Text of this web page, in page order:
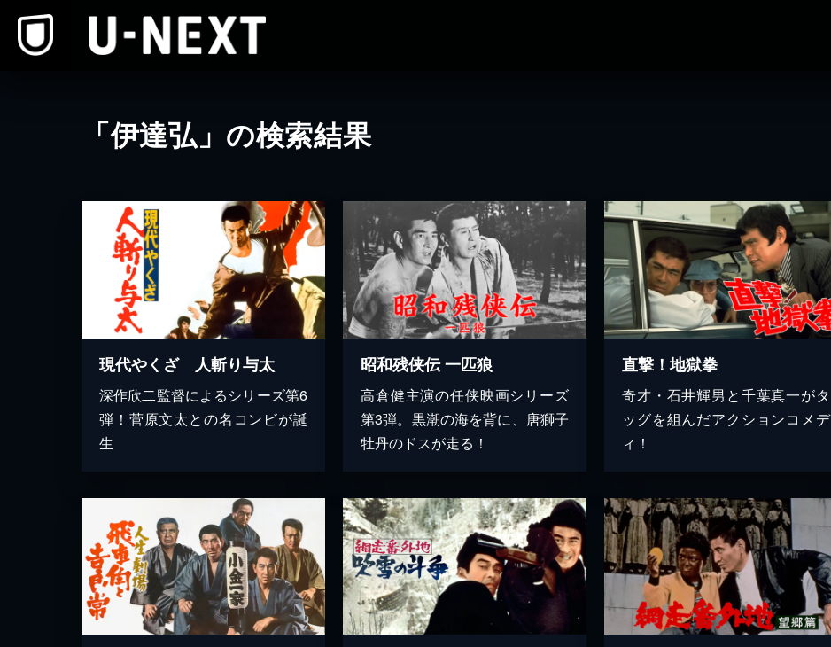
「伊達弘」の検索結果
現代やくざ 人斬り与太
深作欣二監督によるシリーズ第6
弾！菅原文太との名コンビが誕
生
昭和残侠伝 一匹狼
高倉健主演の任侠映画シリーズ
第3弾。黒潮の海を背に、唐獅子
牡丹のドスが走る！
直撃！地獄拳
奇才・石井輝男と千葉真一がタ
ッグを組んだアクションコメデ
ィ！